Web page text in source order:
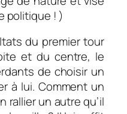
politique ! )
du premier tour
et du centre, le
de choisir un
à lui. Comment un
un autre qu’il